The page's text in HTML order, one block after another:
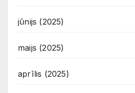
jūnijs (2025)
maijs (2025)
aprīlis (2025)